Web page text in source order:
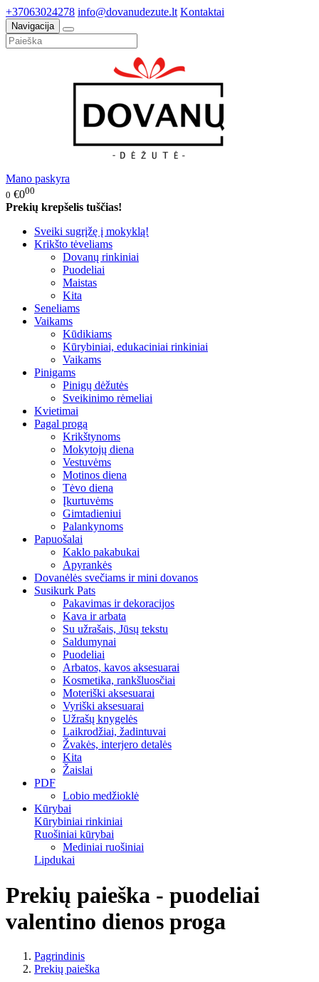
+37063024278 info@dovanudezute.lt Kontaktai
Navigacija
Mano paskyra
0 €000
Prekių krepšelis tuščias!
Sveiki sugrįžę į mokyklą!
Krikšto tėveliams
Dovanų rinkiniai
Puodeliai
Maistas
Kita
Seneliams
Vaikams
Kūdikiams
Kūrybiniai, edukaciniai rinkiniai
Vaikams
Pinigams
Pinigų dėžutės
Sveikinimo rėmeliai
Kvietimai
Pagal progą
Krikštynoms
Mokytojų diena
Vestuvėms
Motinos diena
Tėvo diena
Įkurtuvėms
Gimtadieniui
Palankynoms
Papuošalai
Kaklo pakabukai
Apyrankės
Dovanėlės svečiams ir mini dovanos
Susikurk Pats
Pakavimas ir dekoracijos
Kava ir arbata
Su užrašais, Jūsų tekstu
Saldumynai
Puodeliai
Arbatos, kavos aksesuarai
Kosmetika, rankšluosčiai
Moteriški aksesuarai
Vyriški aksesuarai
Užrašų knygelės
Laikrodžiai, žadintuvai
Žvakės, interjero detalės
Kita
Žaislai
PDF
Lobio medžioklė
Kūrybai
Kūrybiniai rinkiniai
Ruošiniai kūrybai
Mediniai ruošiniai
Lipdukai
Prekių paieška - puodeliai
valentino dienos proga
Pagrindinis
Prekių paieška